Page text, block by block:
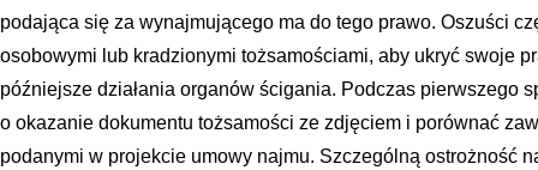
podająca się za wynajmującego ma do tego prawo. Oszuści
osobowymi lub kradzionymi tożsamościami, aby ukryć swoje
późniejsze działania organów ścigania. Podczas pierwszego
o okazanie dokumentu tożsamości ze zdjęciem i porównać
podanymi w projekcie umowy najmu. Szczególną ostrożność